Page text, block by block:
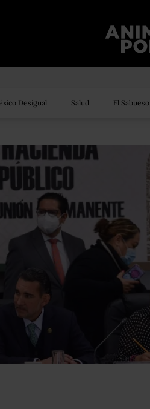
Desigual Salud El Sabueso